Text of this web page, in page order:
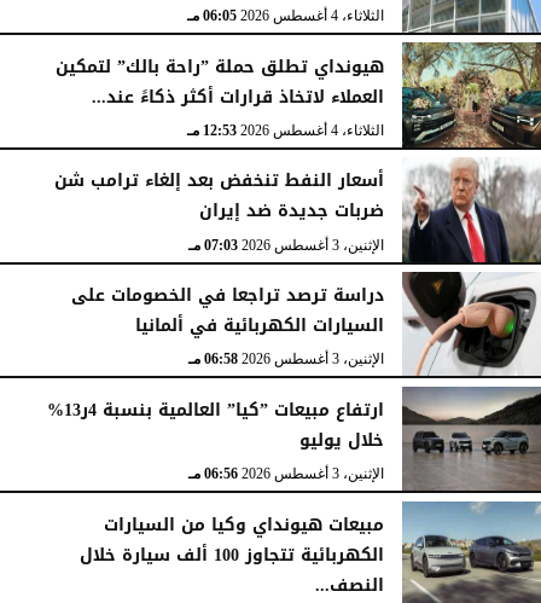
الثلاثاء، 4 أغسطس 2026 06:05 مـ
هيونداي تطلق حملة ”راحة بالك” لتمكين
العملاء لاتخاذ قرارات أكثر ذكاءً عند...
الثلاثاء، 4 أغسطس 2026 12:53 مـ
أسعار النفط تنخفض بعد إلغاء ترامب شن
ضربات جديدة ضد إيران
الإثنين، 3 أغسطس 2026 07:03 مـ
دراسة ترصد تراجعا في الخصومات على
السيارات الكهربائية في ألمانيا
الإثنين، 3 أغسطس 2026 06:58 مـ
ارتفاع مبيعات ”كيا” العالمية بنسبة 4ر13%
خلال يوليو
الإثنين، 3 أغسطس 2026 06:56 مـ
مبيعات هيونداي وكيا من السيارات
الكهربائية تتجاوز 100 ألف سيارة خلال
النصف...